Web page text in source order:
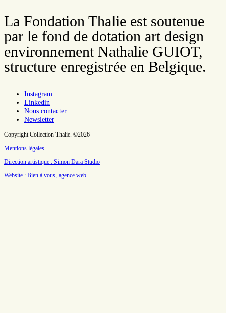
La Fondation Thalie est soutenue
par le fond de dotation art design
environnement Nathalie GUIOT,
structure enregistrée en Belgique.
Instagram
Linkedin
Nous contacter
Newsletter
Copyright Collection Thalie. ©2026
Mentions légales
Direction artistique : Simon Dara Studio
Website : Bien à vous, agence web